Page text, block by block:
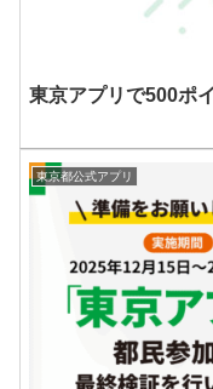
東京アプリで500ポ
東京都公式アプリ